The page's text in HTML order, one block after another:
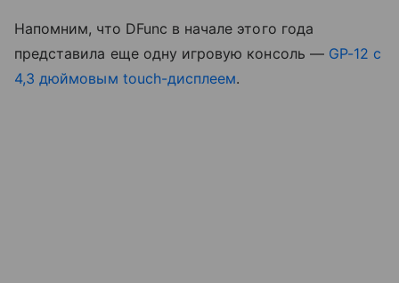
Напомним, что DFunс в начале этого года
представила еще одну игровую консоль — GP-12 c
4,3 дюймовым touch-дисплеем.